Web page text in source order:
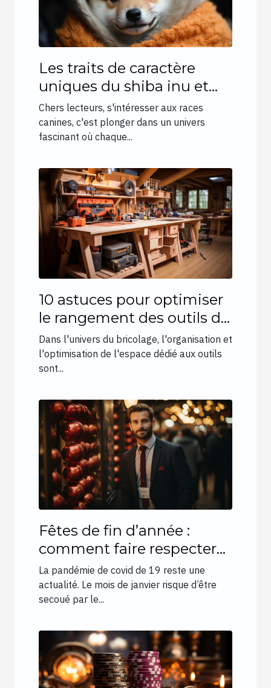
Les traits de caractère
uniques du shiba inu et
leur influence sur le choix
des propriétaires
d'animaux
Chers lecteurs, s'intéresser aux races
canines, c'est plonger dans un univers
fascinant où chaque...
10 astuces pour optimiser
le rangement des outils de
bricolage dans votre
garage
Dans l'univers du bricolage, l'organisation et
l'optimisation de l'espace dédié aux outils
sont...
Fêtes de fin d’année :
comment faire respecter
les gestes barrières ?
La pandémie de covid de 19 reste une
actualité. Le mois de janvier risque d’être
secoué par le...